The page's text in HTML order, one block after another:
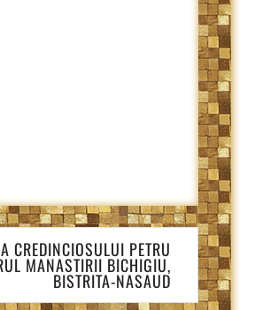
CREDINCIOSULUI PETRU
MANASTIRII BICHIGIU,
BISTRITA-NASAUD